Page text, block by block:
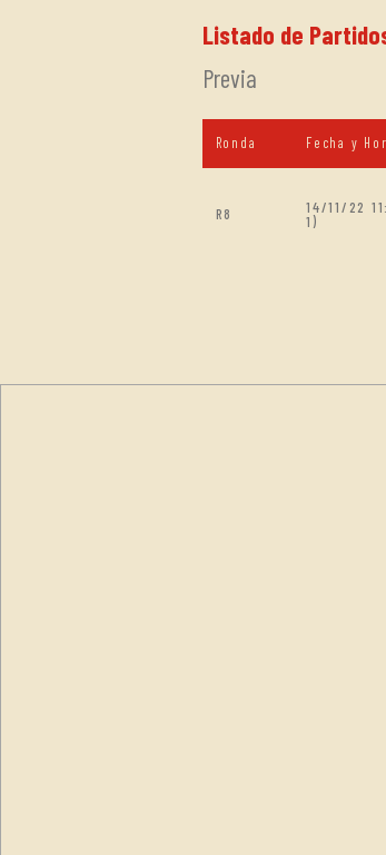
Listado de
Previa
Ronda Fecha y
R8
14/11/22
1)